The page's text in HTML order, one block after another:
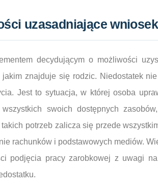
uzasadniające
decydującym o możliwości
jakim znajduje się rodzic. Niedostatek
Jest to sytuacja, w której osoba
wszystkich swoich dostępnych
potrzeb zalicza się przede
rachunków i podstawowych mediów.
podjęcia pracy zarobkowej z uwagi